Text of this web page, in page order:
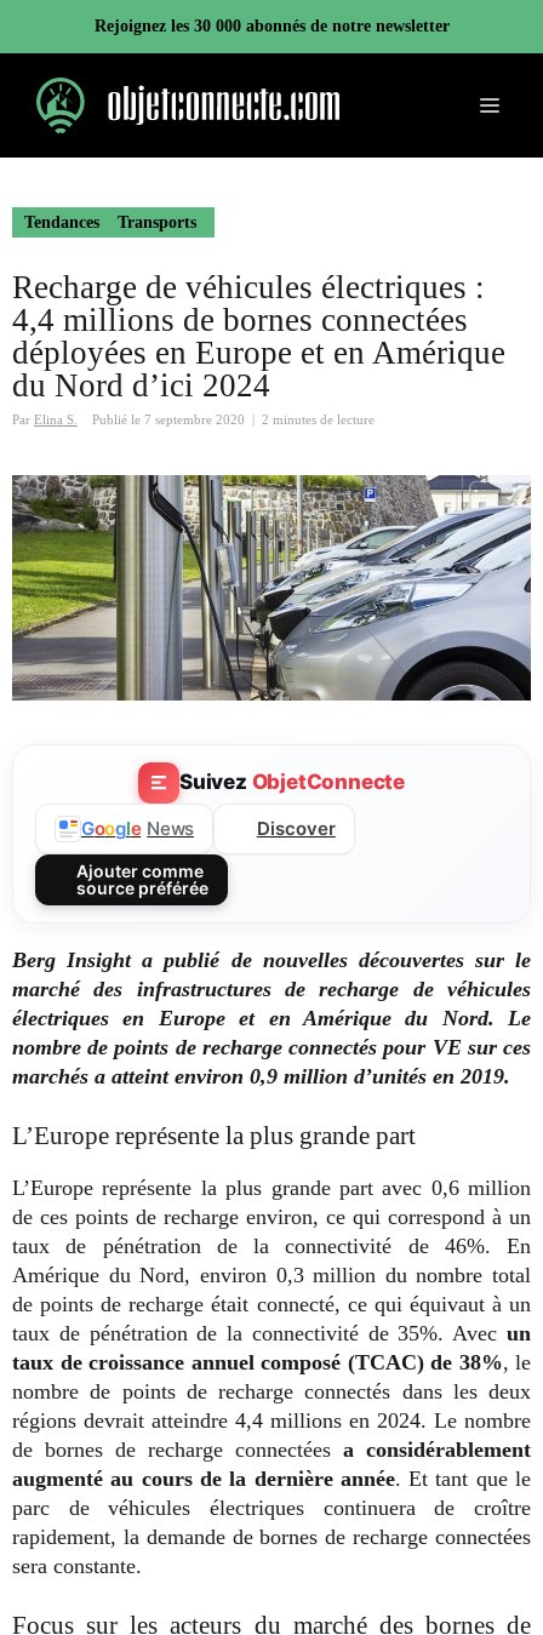
contenu
Rejoignez les 30 000 abonnés de notre newsletter
Menu
Tendances Transports
Recharge de véhicules électriques :
4,4 millions de bornes connectées
déployées en Europe et en Amérique
du Nord d’ici 2024
Par Elina S. Publié le 7 septembre 2020 2 minutes de lecture
Suivez ObjetConnecte
Google News Discover
Ajouter comme
source préférée
Berg Insight a publié de nouvelles découvertes sur le
marché des infrastructures de recharge de véhicules
électriques en Europe et en Amérique du Nord. Le
nombre de points de recharge connectés pour VE sur ces
marchés a atteint environ 0,9 million d’unités en 2019.
L’Europe représente la plus grande part
L’Europe représente la plus grande part avec 0,6 million
de ces points de recharge environ, ce qui correspond à un
taux de pénétration de la connectivité de 46%. En
Amérique du Nord, environ 0,3 million du nombre total
de points de recharge était connecté, ce qui équivaut à un
taux de pénétration de la connectivité de 35%. Avec un
taux de croissance annuel composé (TCAC) de 38%, le
nombre de points de recharge connectés dans les deux
régions devrait atteindre 4,4 millions en 2024. Le nombre
de bornes de recharge connectées a considérablement
augmenté au cours de la dernière année. Et tant que le
parc de véhicules électriques continuera de croître
rapidement, la demande de bornes de recharge connectées
sera constante.
Focus sur les acteurs du marché des bornes de